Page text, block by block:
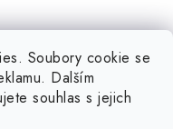
Soubory cookie se
Dalším
souhlas s jejich